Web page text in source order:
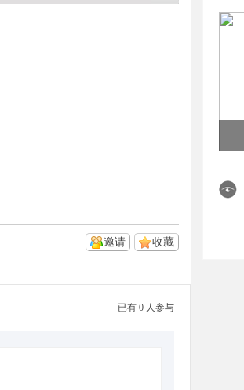
收藏
邀请
已有 0 人参与